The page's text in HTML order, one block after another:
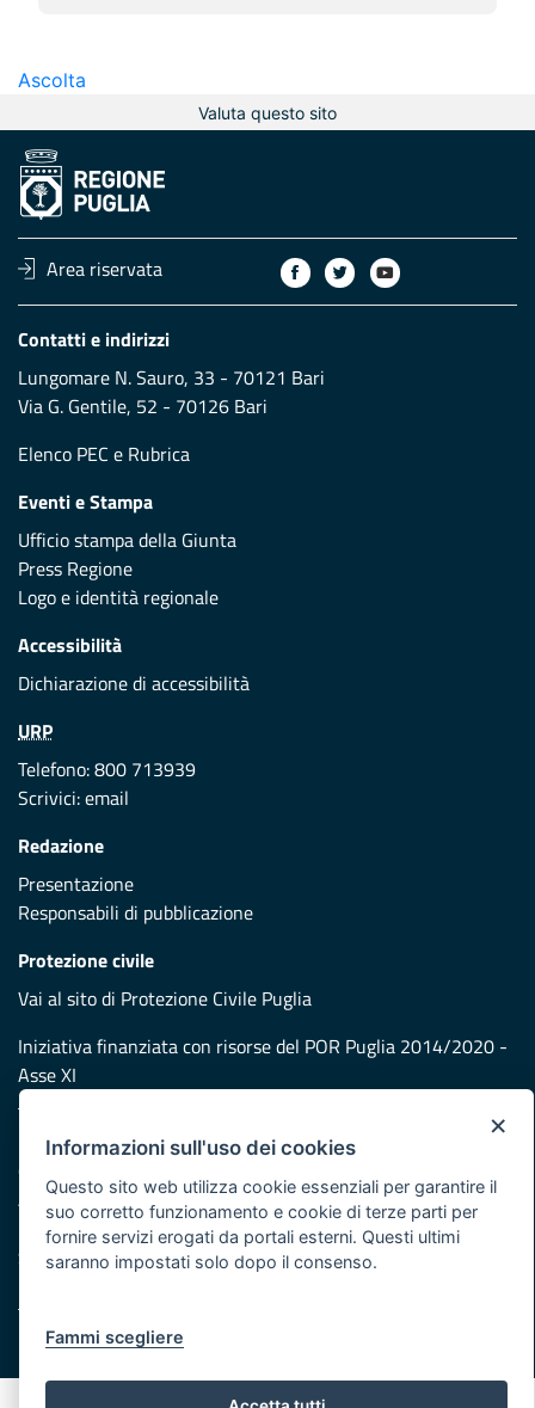
Ascolta
Valuta questo sito
Area riservata
Contatti e indirizzi
Lungomare N. Sauro, 33 - 70121 Bari
Via G. Gentile, 52 - 70126 Bari
Elenco PEC e Rubrica
Eventi e Stampa
Ufficio stampa della Giunta
Press Regione
Logo e identità regionale
Accessibilità
Dichiarazione di accessibilità
URP
Telefono: 800 713939
Scrivici:email
Redazione
Presentazione
Responsabili di pubblicazione
Protezione civile
Vai al sito di Protezione Civile Puglia
Iniziativa finanziata con risorse del POR Puglia 2014/2020 -
Asse XI
Note legali
Cookie e privacy
Atti di notifica
Feed RSS
Servizi Intranet
×
Informazioni sull'uso dei cookies
Questo sito web utilizza cookie essenziali per garantire il
suo corretto funzionamento e cookie di terze parti per
fornire servizi erogati da portali esterni. Questi ultimi
saranno impostati solo dopo il consenso.
Fammi scegliere